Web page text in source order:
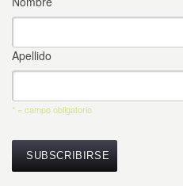
Apellido
* = campo obligatorio